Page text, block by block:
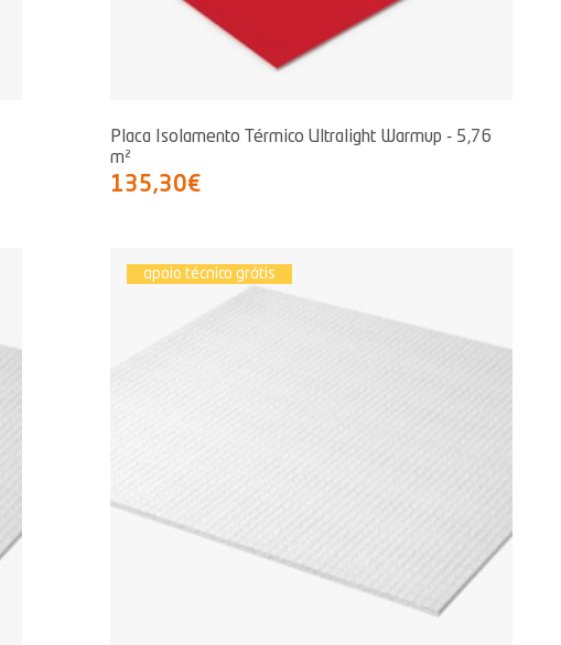
Placa Isolamento Térmico Ultralight Warmup - 5,76
m²
135,30€
apoio técnico grátis